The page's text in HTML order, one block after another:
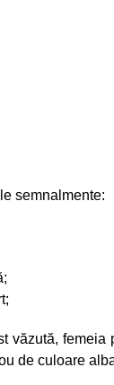
semnalmente:
văzută, femeia
de culoare